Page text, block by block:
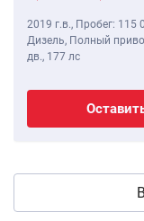
2019 г.в., Пробег: 115
Дизель, Полный
дв., 177 лс